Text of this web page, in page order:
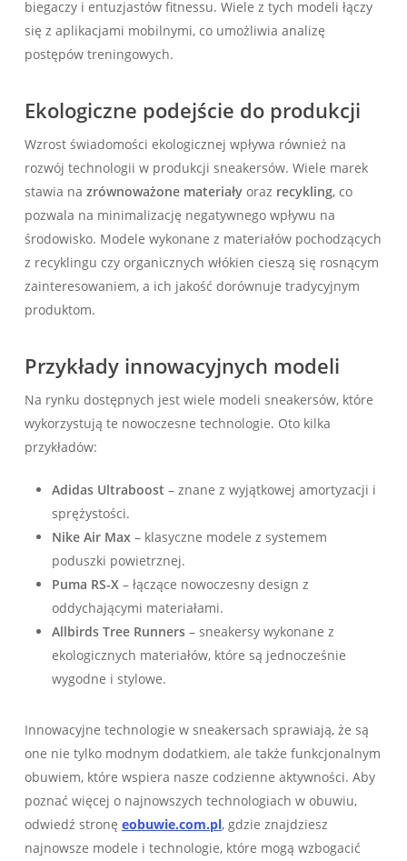
biegaczy i entuzjastów fitnessu. Wiele z tych modeli łączy
się z aplikacjami mobilnymi, co umożliwia analizę
postępów treningowych.
Ekologiczne podejście do produkcji
Wzrost świadomości ekologicznej wpływa również na
rozwój technologii w produkcji sneakersów. Wiele marek
stawia na zrównoważone materiałyoraz recykling, co
pozwala na minimalizację negatywnego wpływu na
środowisko. Modele wykonane z materiałów pochodzących
z recyklingu czy organicznych włókien cieszą się rosnącym
zainteresowaniem, a ich jakość dorównuje tradycyjnym
produktom.
Przykłady innowacyjnych modeli
Na rynku dostępnych jest wiele modeli sneakersów, które
wykorzystują te nowoczesne technologie. Oto kilka
przykładów:
Adidas Ultraboost – znane z wyjątkowej amortyzacji i
sprężystości.
Nike Air Max– klasyczne modele z systemem
poduszki powietrznej.
Puma RS-X– łączące nowoczesny design z
oddychającymi materiałami.
Allbirds Tree Runners– sneakersy wykonane z
ekologicznych materiałów, które są jednocześnie
wygodne i stylowe.
Innowacyjne technologie w sneakersach sprawiają, że są
one nie tylko modnym dodatkiem, ale także funkcjonalnym
obuwiem, które wspiera nasze codzienne aktywności. Aby
poznać więcej o najnowszych technologiach w obuwiu,
odwiedź stronę eobuwie.com.pl, gdzie znajdziesz
najnowsze modele i technologie, które mogą wzbogacić